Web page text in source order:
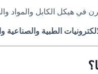
في هيكل الكابل والمواد
الطبية والصناعية